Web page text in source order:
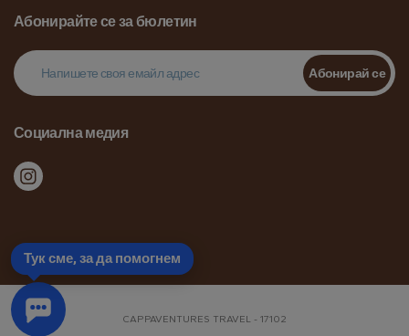
Абонирайте се за бюлетин
Абонирай се
Социална медия
CAPPAVENTURES TRAVEL - 17102
Тук сме, за да помогнем